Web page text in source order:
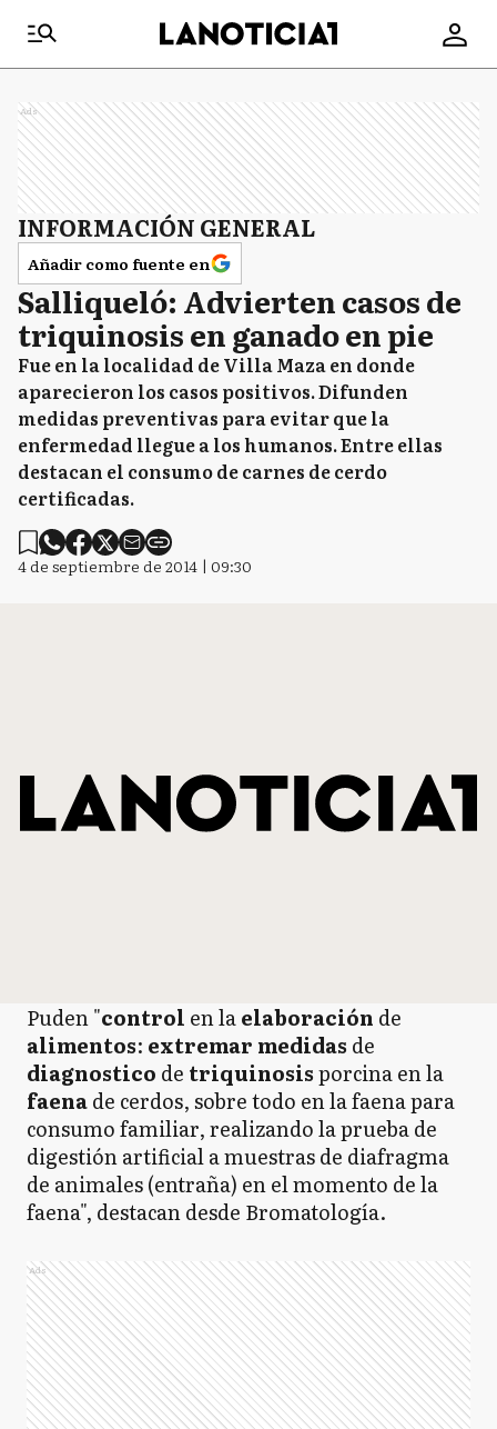
Ads
INFORMACIÓN GENERAL
Añadir como fuente en
Salliqueló: Advierten casos de
triquinosis en ganado en pie
Fue en la localidad de Villa Maza en donde
aparecieron los casos positivos. Difunden
medidas preventivas para evitar que la
enfermedad llegue a los humanos. Entre ellas
destacan el consumo de carnes de cerdo
certificadas.
4 de septiembre de 2014 | 09:30
Puden "control en laelaboración de
alimentos: extremar medidas de
diagnostico de triquinosisporcina en la
faenade cerdos, sobre todo en la faena para
consumo familiar, realizando la prueba de
digestión artificial a muestras de diafragma
de animales (entraña) en el momento de la
faena", destacan desde Bromatología.
Ads